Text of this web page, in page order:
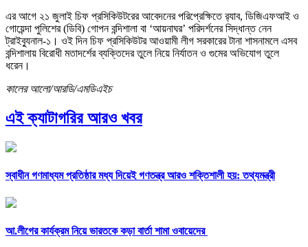
এর আগে ২১ জুলাই চিফ প্রসিকিউটরের আবেদনের পরিপ্রেক্ষিতে র‍্যাব, ডিজিএফআই ও
গোয়েন্দা পুলিশের (ডিবি) গোপন বন্দিশালা বা ‘আয়নাঘর’ পরিদর্শনের সিদ্ধান্ত নেন
ট্রাইব্যুনাল-১। ওই দিন চিফ প্রসিকিউটর আওয়ামী লীগ সরকারের টানা শাসনামলে এসব
বন্দিশালায় বিরোধী মতাদর্শের ব্যক্তিদের তুলে নিয়ে নির্যাতন ও গুমের অভিযোগ তুলে
ধরেন।
কালের আলো/আরডি/এমডিএইচ
এই ক্যাটাগরির আরও খবর
স্বাধীন গণমাধ্যম প্রতিষ্ঠার মধ্য দিয়েই গণতন্ত্র আরও শক্তিশালী হয়: তথ্যমন্ত্রী
আ.লীগের কার্যক্রম নিয়ে ভারতকে কড়া বার্তা শামা ওবায়েদের